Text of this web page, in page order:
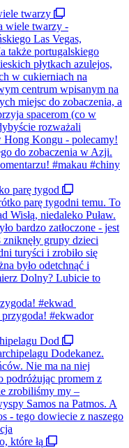
twarzy
parę tygod
#ekwad
Dod
które łą